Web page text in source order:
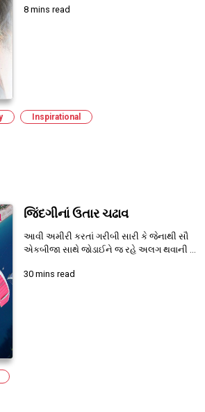
8 mins read
Inspirational
જિંદગીનાં ઉતાર ચઢાવ
આવી અમીરી કરતાં ગરીબી સારી કે જેનાથી સૌ
એકબીજા સાથે જોડાઈને જ રહે અલગ થવાની ...
30 mins read